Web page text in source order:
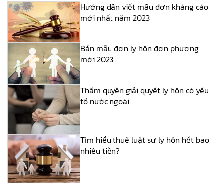
Hướng dẫn viết mẫu đơn kháng cáo
mới nhất năm 2023
Bản mẫu đơn ly hôn đơn phương
mới 2023
Thẩm quyền giải quyết ly hôn có yếu
tố nước ngoài
Tìm hiểu thuê luật sư ly hôn hết bao
nhiêu tiền?